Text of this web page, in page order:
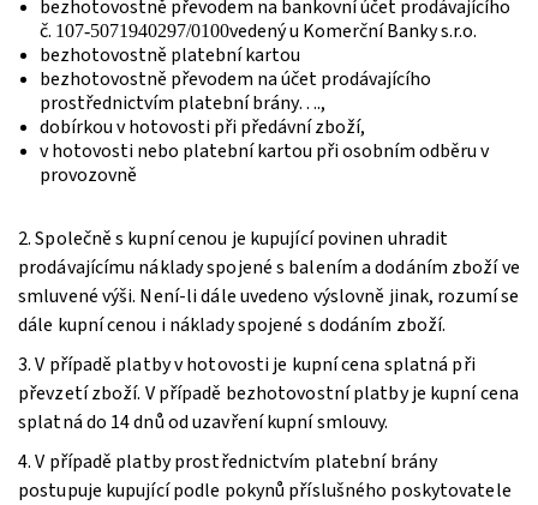
bezhotovostně převodem na bankovní účet prodávajícího
č. 107-5071940297/0100vedený u Komerční Banky s.r.o.
bezhotovostně platební kartou
bezhotovostně převodem na účet prodávajícího
prostřednictvím platební brány….,
dobírkou v hotovosti při předávní zboží,
v hotovosti nebo platební kartou při osobním odběru v
provozovně
2. Společně s kupní cenou je kupující povinen uhradit
prodávajícímu náklady spojené s balením a dodáním zboží ve
smluvené výši. Není-li dále uvedeno výslovně jinak, rozumí se
dále kupní cenou i náklady spojené s dodáním zboží.
3. V případě platby v hotovosti je kupní cena splatná při
převzetí zboží. V případě bezhotovostní platby je kupní cena
splatná do 14 dnů od uzavření kupní smlouvy.
4. V případě platby prostřednictvím platební brány
postupuje kupující podle pokynů příslušného poskytovatele